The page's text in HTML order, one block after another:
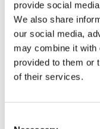
provide social
We also share
our social media,
may combine it with
provided to them or
of their services.
Handhabung
Format
Lyophilized
Buffer
20 mM Tris, 150